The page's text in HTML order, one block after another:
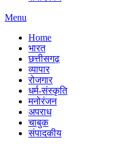
Menu
Home
भारत
छत्तीसगढ़
व्यापार
रोजगार
धर्म-संस्कृति
मनोरंजन
अपराध
चाबुक
संपादकीय